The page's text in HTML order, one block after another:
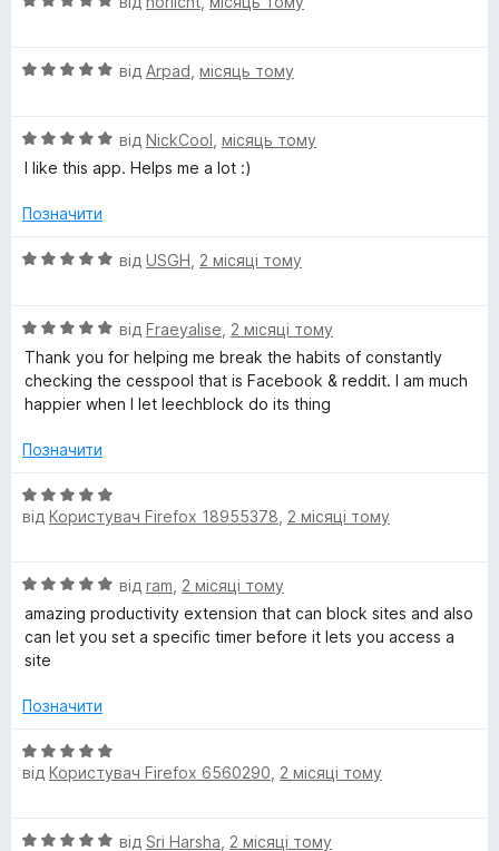
з
к
з
н
5
з
О
н
к
5
5
від Arpad місяць тому
О
ц
н
а
5
від NickCool місяць тому
I like this app. Helps me a lot :)
Позначити
О
н
к
а
5
5
від USGH 2 місяці тому
О
ц
н
а
з
5
від Fraeyalise 2 місяці тому
Thank you for helping me break the habits of constantly
checking the cesspool that is Facebook & reddit. I am much
happier when I let leechblock do its thing
Позначити
О
ц
к
а
5
з
від Користувач Firefox 18955378 2 місяці тому
О
ц
н
а
з
5
від ram 2 місяці тому
amazing productivity extension that can block sites and also
can let you set a specific timer before it lets you access a
site
Позначити
О
ц
к
від Користувач Firefox 6560290 2 місяці тому
О
від Sri Harsha 2 місяці тому